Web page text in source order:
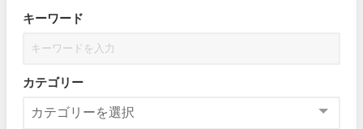
キーワード
カテゴリー